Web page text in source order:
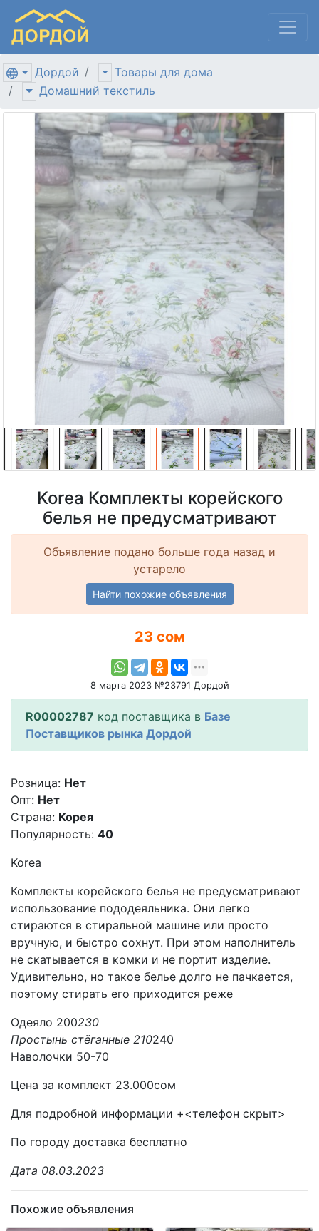
Дордой
Товары для дома
Домашний текстиль
Korea Комплекты корейского
белья не предусматривают
Объявление подано больше года назад и
устарело
Найти похожие объявления
23 сом
8 марта 2023 №23791 Дордой
R00002787 код поставщика в Базе
Поставщиков рынка Дордой
Розница: Нет
Опт: Нет
Страна: Корея
Популярность: 40
Korea
Комплекты корейского белья не предусматривают
использование пододеяльника. Они легко
стираются в стиральной машине или просто
вручную, и быстро сохнут. При этом наполнитель
не скатывается в комки и не портит изделие.
Удивительно, но такое белье долго не пачкается,
поэтому стирать его приходится реже
Одеяло 200230
Простынь стёганные 210240
Наволочки 50-70
Цена за комплект 23.000сом
Для подробной информации +<телефон скрыт>
По городу доставка бесплатно
Дата 08.03.2023
Похожие объявления